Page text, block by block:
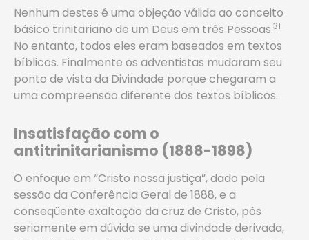
Nenhum destes é uma objeção válida ao conceito
básico trinitariano de um Deus em três Pessoas.31
No entanto, todos eles eram baseados em textos
bíblicos. Finalmente os adventistas mudaram seu
ponto de vista da Divindade porque chegaram a
uma compreensão diferente dos textos bíblicos.
Insatisfação com o
antitrinitarianismo (1888-1898)
O enfoque em “Cristo nossa justiça”, dado pela
sessão da Conferência Geral de 1888, e a
conseqüente exaltação da cruz de Cristo, pôs
seriamente em dúvida se uma divindade derivada,